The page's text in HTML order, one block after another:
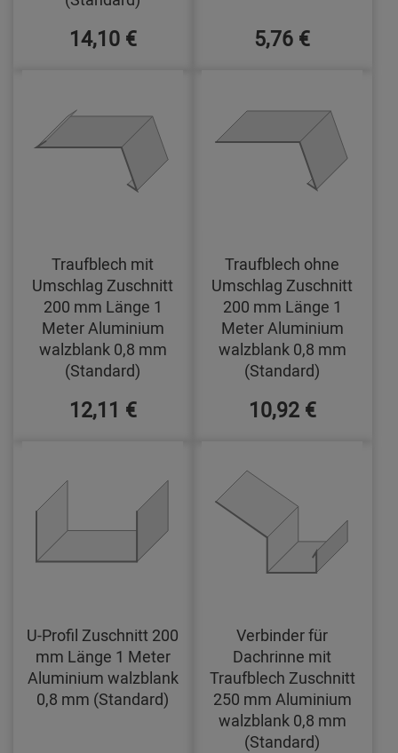
14,10 € 5,76 €
Traufblech mit
Umschlag Zuschnitt
200 mm Länge 1
Meter Aluminium
walzblank 0,8 mm
(Standard)
12,11 €
Traufblech ohne
Umschlag Zuschnitt
200 mm Länge 1
Meter Aluminium
walzblank 0,8 mm
(Standard)
10,92 €
U-Profil Zuschnitt 200
mm Länge 1 Meter
Aluminium walzblank
0,8 mm (Standard)
Verbinder für
Dachrinne mit
Traufblech Zuschnitt
250 mm Aluminium
walzblank 0,8 mm
(Standard)